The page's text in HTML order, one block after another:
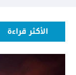
الأكثر قراءة